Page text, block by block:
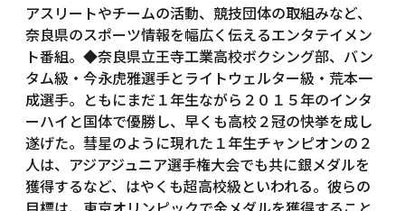
アスリートやチームの活動、競技団体の取組みなど、
奈良県のスポーツ情報を幅広く伝えるエンタテイメン
ト番組。◆奈良県立王寺工業高校ボクシング部、バン
タム級・今永虎雅選手とライトウェルター級・荒本一
成選手。ともにまだ１年生ながら２０１５年のインタ
ーハイと国体で優勝し、早くも高校２冠の快挙を成し
遂げた。彗星のように現れた１年生チャンピオンの２
人は、アジアジュニア選手権大会でも共に銀メダルを
獲得するなど、はやくも超高校級といわれる。彼らの